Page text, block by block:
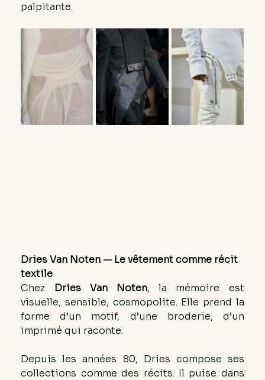
palpitante.
Dries Van Noten — Le vêtement comme récit
textile
Chez Dries Van Noten, la mémoire est
visuelle, sensible, cosmopolite. Elle prend la
forme d’un motif, d’une broderie, d’un
imprimé qui raconte.
Depuis les années 80, Dries compose ses
collections comme des récits. Il puise dans